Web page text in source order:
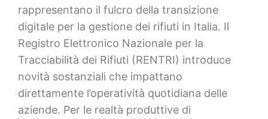
rappresentano il fulcro della transizione
digitale per la gestione dei rifiuti in Italia. Il
Registro Elettronico Nazionale per la
Tracciabilità dei Rifiuti (RENTRI) introduce
novità sostanziali che impattano
direttamente l’operatività quotidiana delle
aziende. Per le realtà produttive di